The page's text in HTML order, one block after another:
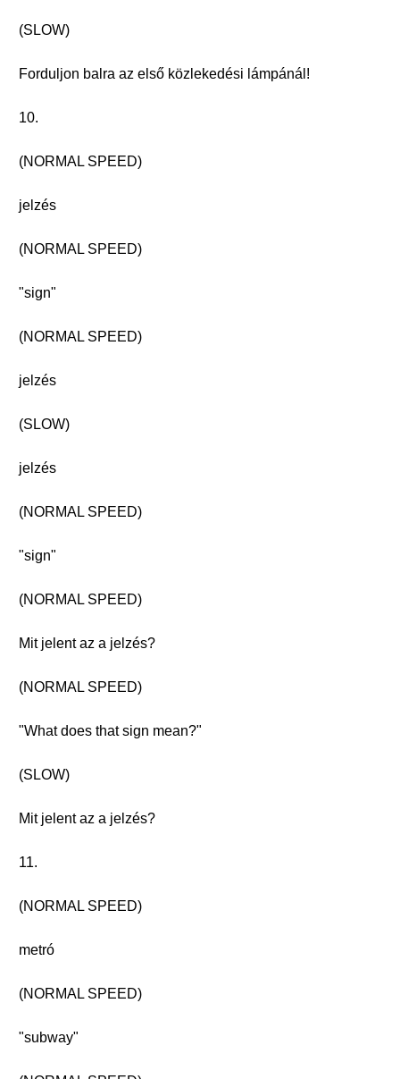
(SLOW)
Forduljon balra az első közlekedési lámpánál!
10.
(NORMAL SPEED)
jelzés
(NORMAL SPEED)
"sign"
(NORMAL SPEED)
jelzés
(SLOW)
jelzés
(NORMAL SPEED)
"sign"
(NORMAL SPEED)
Mit jelent az a jelzés?
(NORMAL SPEED)
"What does that sign mean?"
(SLOW)
Mit jelent az a jelzés?
11.
(NORMAL SPEED)
metró
(NORMAL SPEED)
"subway"